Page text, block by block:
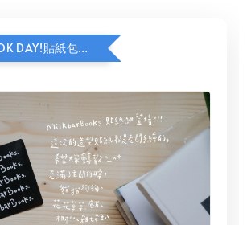
HAVE A BOOK DAY!貼紙包加價購